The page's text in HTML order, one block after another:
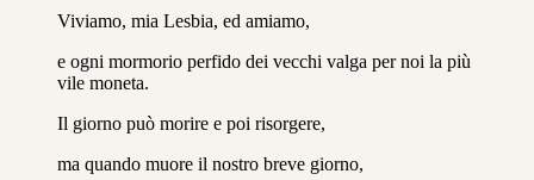
Viviamo, mia Lesbia, ed amiamo,
e ogni mormorio perfido dei vecchi valga per noi la più
vile moneta.
Il giorno può morire e poi risorgere,
ma quando muore il nostro breve giorno,